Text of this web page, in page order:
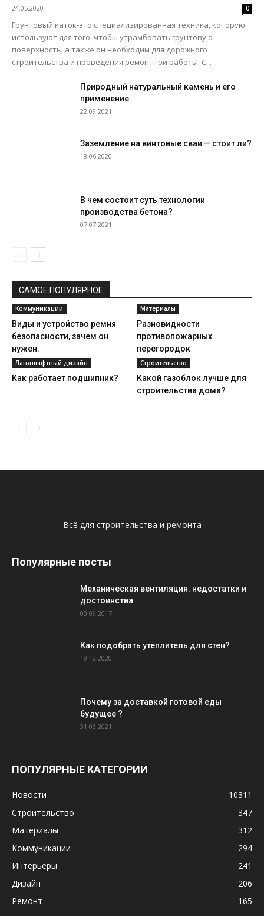
24.05.2020 0
Грунтовый каток-это специализированная техника, которую
используют для того, чтобы утрамбовать грунтовую
поверхность, а также он необходим для дорожного
строительства и проведения ремонтной работы. С...
Природный натуральный камень и его
применение
22.09.2021
Заземление на винтовые сваи — стоит ли?
18.06.2020
В чем состоит суть технологии
производства бетона?
07.07.2021
САМОЕ ПОПУЛЯРНОЕ
Коммуникации
Виды и устройство ремня
безопасности, зачем он
нужен.
Материалы
Разновидности
противопожарных
перегородок
Ландшафтный дизайн
Как работает подшипник?
Строительство
Какой газоблок лучше для
строительства дома?
Всё для строительства и ремонта
Популярные посты
Механическая вентиляция: недостатки и
достоинства
03.09.2017
Как подобрать утеплитель для стен?
19.12.2020
Почему за доставкой готовой еды
будущее ?
31.03.2021
ПОПУЛЯРНЫЕ КАТЕГОРИИ
Новости
10311
Строительство
347
Материалы
312
Коммуникации
294
Интерьеры
241
Дизайн
206
Ремонт
165